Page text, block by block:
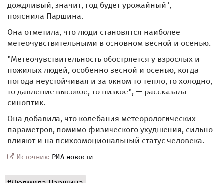
дождливый, значит, год будет урожайный", —
пояснила Паршина.
Она отметила, что люди становятся наиболее
метеочувствительными в основном весной и осенью.
"Метеочувствительность обостряется у взрослых и
пожилых людей, особенно весной и осенью, когда
погода неустойчивая и за окном то тепло, то холодно,
то давление высокое, то низкое", — рассказала
синоптик.
Она добавила, что колебания метеорологических
параметров, помимо физического ухудшения, сильно
влияют и на психоэмоциональный статус человека.
Источник: РИА новости